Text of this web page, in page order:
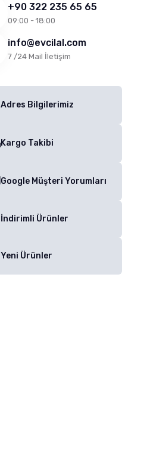
+90 322 235 65 65
09:00 - 18:00
info@evcilal.com
7 /24 Mail İletişim
Adres Bilgilerimiz
Kargo Takibi
Google Müşteri Yorumları
İndirimli Ürünler
Yeni Ürünler